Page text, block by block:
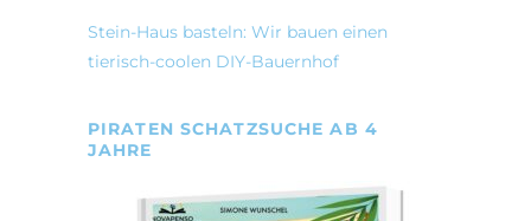
Stein-Haus basteln: Wir bauen einen
tierisch-coolen DIY-Bauernhof
PIRATEN SCHATZSUCHE AB 4
JAHRE